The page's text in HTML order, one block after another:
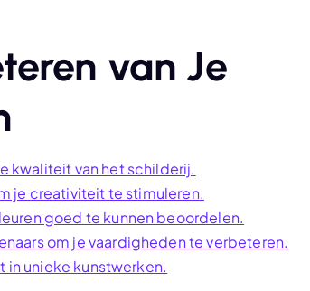
van Je
kwaliteit van het schilderij.
je creativiteit te stimuleren.
goed te kunnen beoordelen.
om je vaardigheden te verbeteren.
in unieke kunstwerken.